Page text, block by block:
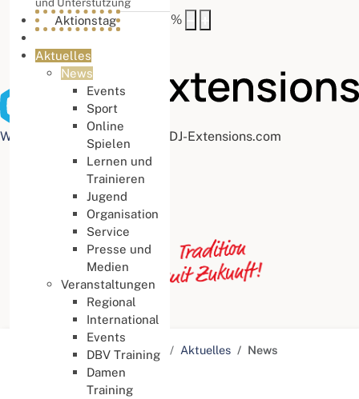
Buchstabenabstand
%
Web Accessibility plugin by DJ-Extensions.com
Aktionstag
Aktuelles
News
Events
Sport
Online
Spielen
Lernen und
Trainieren
Jugend
Organisation
Service
Presse und
Medien
Veranstaltungen
Regional
International
Events
DBV Training
Damen
Training
Aktuelle Seite: Startseite Aktuelles News